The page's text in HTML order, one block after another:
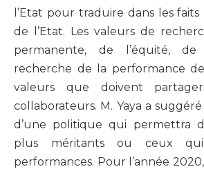
l’Etat pour traduire dans les
de l’Etat. Les valeurs de
permanente, de l’équité,
recherche de la performance
valeurs que doivent
collaborateurs. M. Yaya a
d’une politique qui permettra
plus méritants ou ceux
performances. Pour l’année